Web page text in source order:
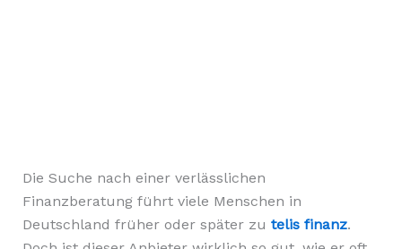
Die Suche nach einer verlässlichen
Finanzberatung führt viele Menschen in
Deutschland früher oder später zu telis finanz.